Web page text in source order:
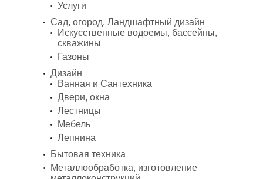
Услуги
Сад, огород. Ландшафтный дизайн
Искусственные водоемы, бассейны,
скважины
Газоны
Дизайн
Ванная и Сантехника
Двери, окна
Лестницы
Мебель
Лепнина
Бытовая техника
Металлообработка, изготовление